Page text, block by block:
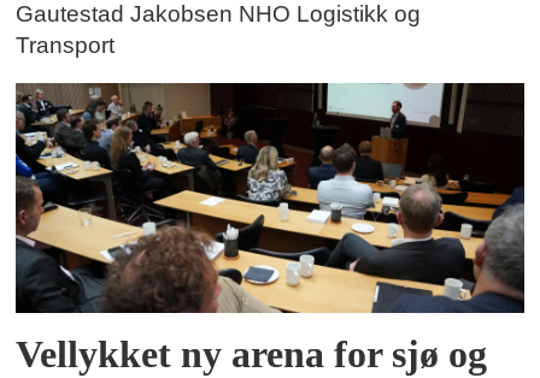
Gautestad Jakobsen NHO Logistikk og
Transport
Vellykket ny arena for sjø og